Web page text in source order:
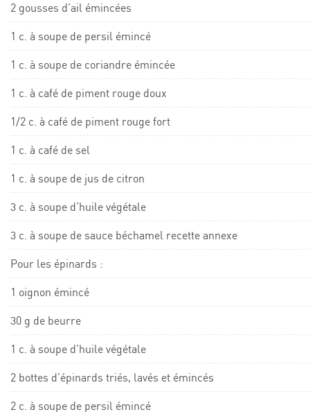
2 gousses d’ail émincées
1 c. à soupe de persil émincé
1 c. à soupe de coriandre émincée
1 c. à café de piment rouge doux
1/2 c. à café de piment rouge fort
1 c. à café de sel
1 c. à soupe de jus de citron
3 c. à soupe d’huile végétale
3 c. à soupe de sauce béchamel recette annexe
Pour les épinards :
1 oignon émincé
30 g de beurre
1 c. à soupe d’huile végétale
2 bottes d’épinards triés, lavés et émincés
2 c. à soupe de persil émincé